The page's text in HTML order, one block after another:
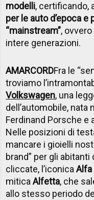
modelli, certificando,
per le auto d’epoca
“mainstream”,
intere generazioni.
AMARCORDFra le
troviamo
Volkswagen, una
dell’automobile, nata
Ferdinand Porsche e
Nelle posizioni di
mancare i gioielli
brand” per gli abitanti
cliccate, l’iconicaAlfa
miticaAlfetta, che
allo stesso periodo